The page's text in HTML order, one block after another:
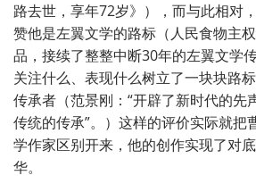
路去世，享年72岁》），而与此相对
赞他是左翼文学的路标（人民食物主
品，接续了整整中断30年的左翼文学
关注什么、表现什么树立了一块块路
传承者（范景刚：“开辟了新时代的先
传统的传承”。）这样的评价实际就把
学作家区别开来，他的创作实现了对
华。